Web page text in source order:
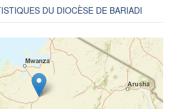
DU DIOCÈSE DE BARIADI